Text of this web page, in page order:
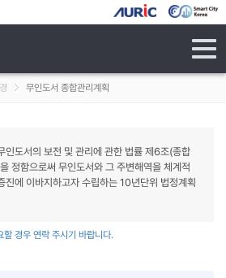
무인도서 종합관리계획
인도서의 보전 및 관리에 관한 법률 제6조(종합
정함으로써 무인도서와 그 주변해역을 체계적
진에 이바지하고자 수립하는 10년단위 법정계획
할 경우 연락 주시기 바랍니다.